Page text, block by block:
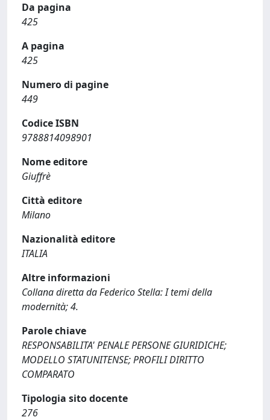
Da pagina
425
A pagina
425
Numero di pagine
449
Codice ISBN
9788814098901
Nome editore
Giuffrè
Città editore
Milano
Nazionalità editore
ITALIA
Altre informazioni
Collana diretta da Federico Stella: I temi della
modernità; 4.
Parole chiave
RESPONSABILITA' PENALE PERSONE GIURIDICHE;
MODELLO STATUNITENSE; PROFILI DIRITTO
COMPARATO
Tipologia sito docente
276